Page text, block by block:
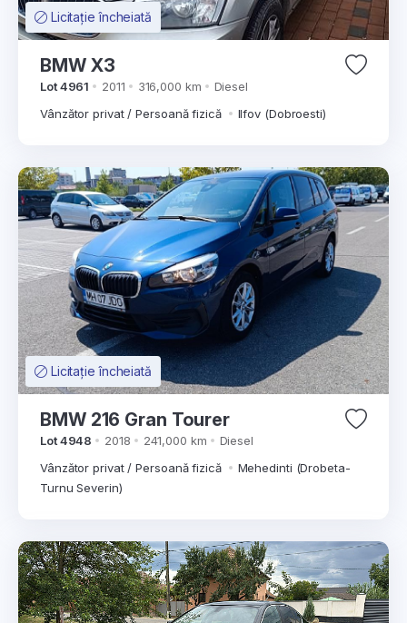
Licitație încheiată
BMW X3
Lot 4961 2011 316,000 km
Diesel
Vânzător privat / Persoană fizică
Ilfov (Dobroesti)
Licitație încheiată
BMW 216 Gran Tourer
Lot 4948 2018 241,000 km
Diesel
Vânzător privat / Persoană fizică
Mehedinti (Drobeta-
Turnu Severin)